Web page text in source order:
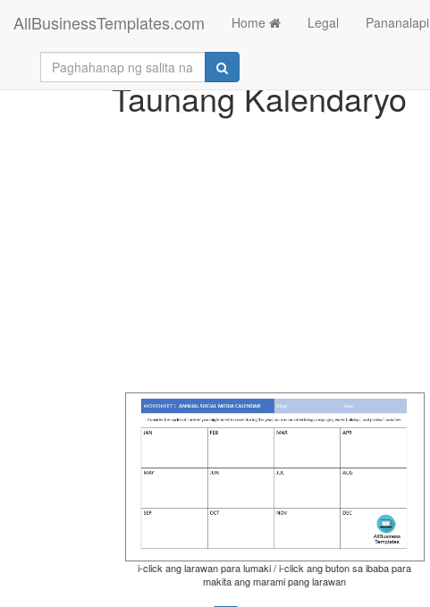
AllBusinessTemplates.com Home Legal Pananalapi
Taunang Kalendaryo
i-click ang larawan para lumaki / i-click ang buton sa ibaba para
makita ang marami pang larawan